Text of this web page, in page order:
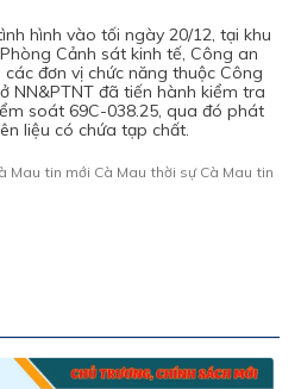
hình vào tối ngày 20/12, tại khu
Cảnh sát kinh tế, Công an
đơn vị chức năng thuộc Công
NN&PTNT đã tiến hành kiểm tra
soát 69C-038.25, qua đó phát
liệu có chứa tạp chất.
Mau tin mới Cà Mau thời sự Cà Mau tin